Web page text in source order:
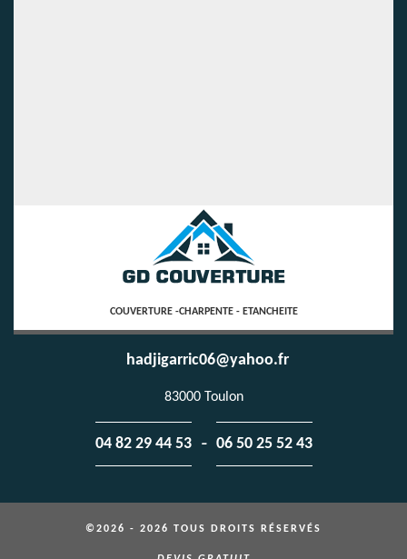
COUVERTURE -CHARPENTE - ETANCHEITE
hadjigarric06@yahoo.fr
83000 Toulon
04 82 29 44 53 - 06 50 25 52 43
©2026 - 2026 TOUS DROITS RÉSERVÉS